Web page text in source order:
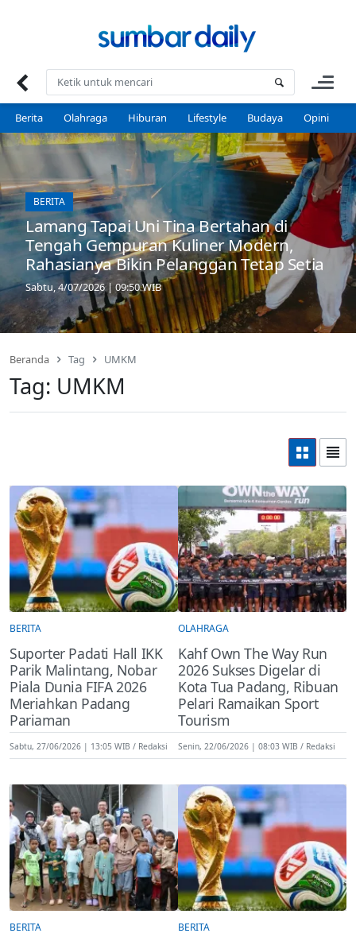
Berita Olahraga Hiburan Lifestyle Budaya Opini
BERITA
Lamang Tapai Uni Tina Bertahan di
Tengah Gempuran Kuliner Modern,
Rahasianya Bikin Pelanggan Tetap Setia
Sabtu, 4/07/2026 | 09:50 WIB
Beranda Tag UMKM
Tag: UMKM
BERITA
Suporter Padati Hall IKK
Parik Malintang, Nobar
Piala Dunia FIFA 2026
Meriahkan Padang
Pariaman
Sabtu, 27/06/2026 | 13:05 WIB Redaksi
OLAHRAGA
Kahf Own The Way Run
2026 Sukses Digelar di
Kota Tua Padang, Ribuan
Pelari Ramaikan Sport
Tourism
Senin, 22/06/2026 | 08:03 WIB Redaksi
BERITA BERITA